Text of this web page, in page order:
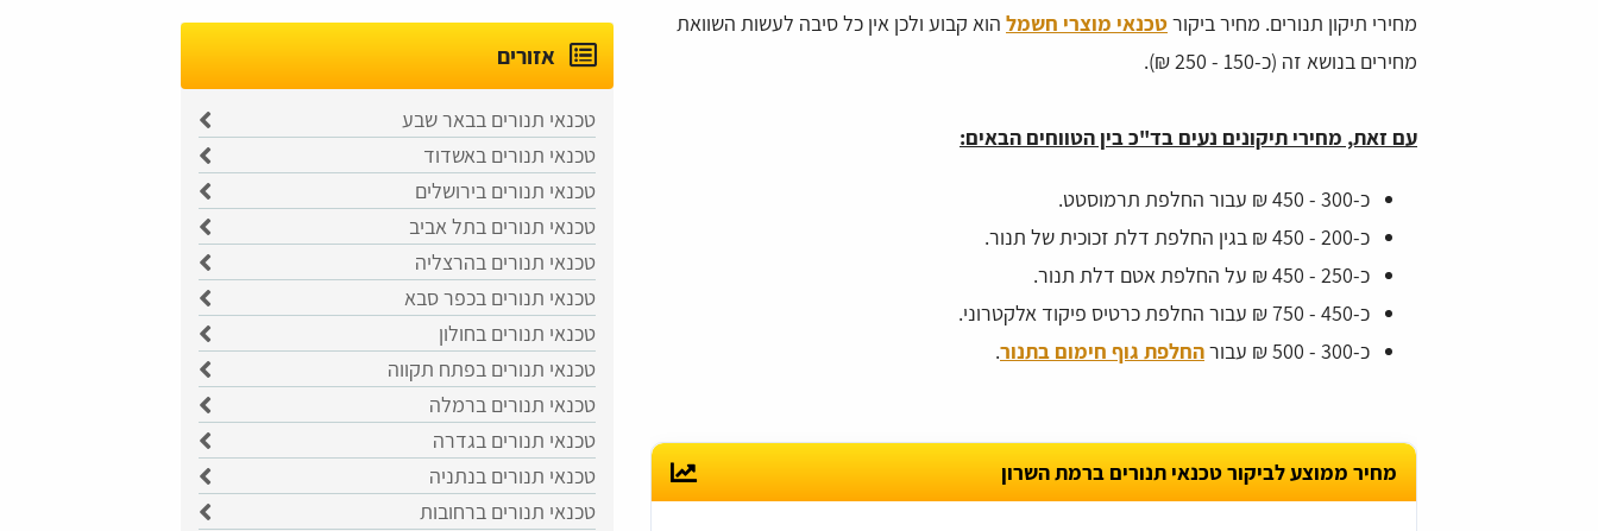
מחירי תיקון תנורים. מחיר ביקורטכנאי מוצרי חשמל הוא קבוע ולכן אין כל סיבה לעשות השוואת
מחירים בנושא זה (כ-150 - 250 ₪).
עם זאת, מחירי תיקונים נעים בד"כ בין הטווחים הבאים:
כ-300 - 450 ₪ עבור החלפת תרמוסטט.
כ-200 - 450 ₪ בגין החלפת דלת זכוכית של תנור.
כ-250 - 450 ₪ על החלפת אטם דלת תנור.
כ-450 - 750 ₪ עבור החלפת כרטיס פיקוד אלקטרוני.
כ-300 - 500 ₪ עבור
החלפת גוף חימום בתנור.
מחיר ממוצע לביקור טכנאי תנורים ברמת השרון
אזורים
טכנאי תנורים בבאר שבע
טכנאי תנורים באשדוד
טכנאי תנורים בירושלים
טכנאי תנורים בתל אביב
טכנאי תנורים בהרצליה
טכנאי תנורים בכפר סבא
טכנאי תנורים בחולון
טכנאי תנורים בפתח תקווה
טכנאי תנורים ברמלה
טכנאי תנורים בגדרה
טכנאי תנורים בנתניה
טכנאי תנורים ברחובות